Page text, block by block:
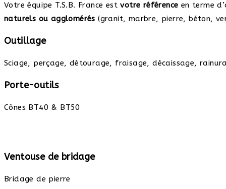
Votre équipe T.S.B. France estvotre référence en terme
naturels ou agglomérés (granit, marbre, pierre, béton,
Outillage
Sciage, perçage, détourage, fraisage, décaissage,
Porte-outils
Cônes BT40 & BT50
Ventouse de bridage
Bridage de pierre